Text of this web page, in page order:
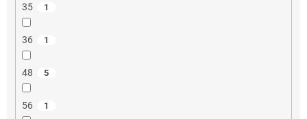
35 1
36 1
48 5
56 1